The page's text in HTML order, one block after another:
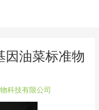
因油菜标准物
科技有限公司